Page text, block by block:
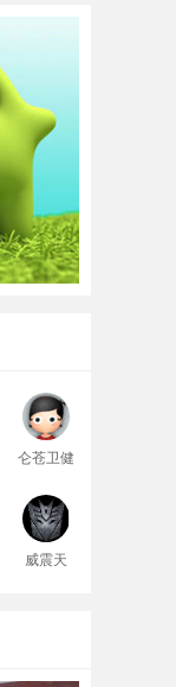
仑苍卫健
威震天